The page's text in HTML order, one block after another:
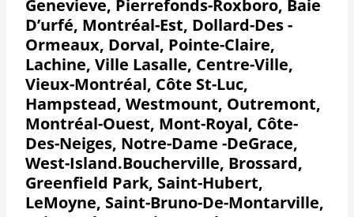
Genevieve, Pierrefonds-Roxboro, Baie
D’urfé, Montréal-Est, Dollard-Des -
Ormeaux, Dorval, Pointe-Claire,
Lachine, Ville Lasalle, Centre-Ville,
Vieux-Montréal, Côte St-Luc,
Hampstead, Westmount, Outremont,
Montréal-Ouest, Mont-Royal, Côte-
Des-Neiges, Notre-Dame -DeGrace,
West-Island.Boucherville, Brossard,
Greenfield Park, Saint-Hubert,
LeMoyne, Saint-Bruno-De-Montarville,